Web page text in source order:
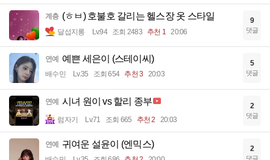
계층 (ㅎㅂ) 호불호 갈리는 헬스장 옷 스타일
달섭지롱 Lv.94 조회 2483 추천 1 20:06
9
댓글
연예 예쁜 세은이 (스테이씨)
배수민 Lv.35 조회 654 추천 3 20:03
5
댓글
연예 시녀 원이 vs 할리 종부
럼자기 Lv.71 조회 665 추천 2 20:03
2
댓글
연예 귀여운 설윤이 (엔믹스) 2
댓글